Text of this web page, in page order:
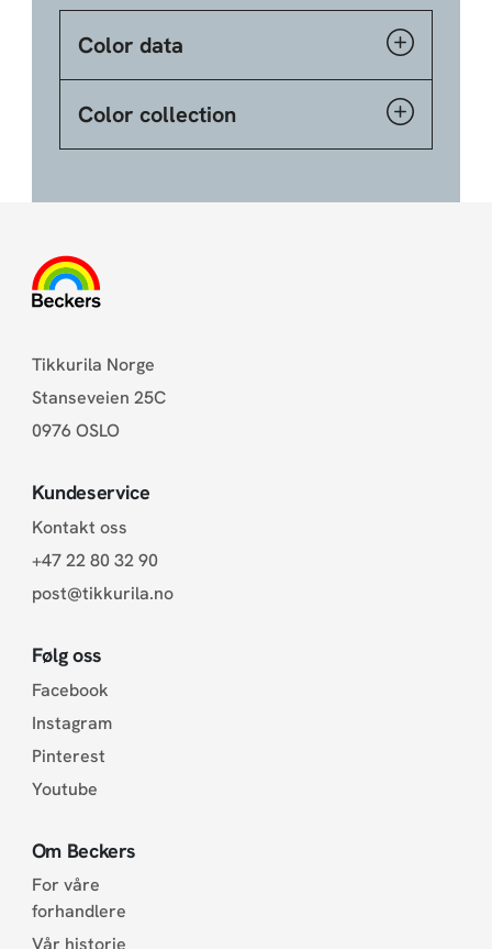
Color data
Color collection
Tikkurila Norge
Stanseveien 25C
0976 OSLO
Kundeservice
Kontakt oss
+47 22 80 32 90
post@tikkurila.no
Følg oss
Facebook
Instagram
Pinterest
Youtube
Om Beckers
For våre
forhandlere
Vår historie